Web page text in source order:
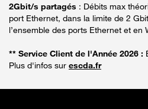
2Gbit/s partagés : Débits max
port Ethernet, dans la limite de 2
l’ensemble des ports Ethernet et en
** Service Client de l'Année 2026 :
Plus d'infos sur escda.fr